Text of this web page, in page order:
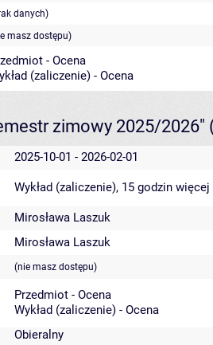
danych)
masz dostępu)
- Ocena
(zaliczenie) - Ocena
zimowy 2025/2026"
2025-10-01 - 2026-02-01
Wykład (zaliczenie), 15 godzin
Mirosława Laszuk
Mirosława Laszuk
(nie masz dostępu)
Przedmiot - Ocena
Wykład (zaliczenie) - Ocena
Obieralny